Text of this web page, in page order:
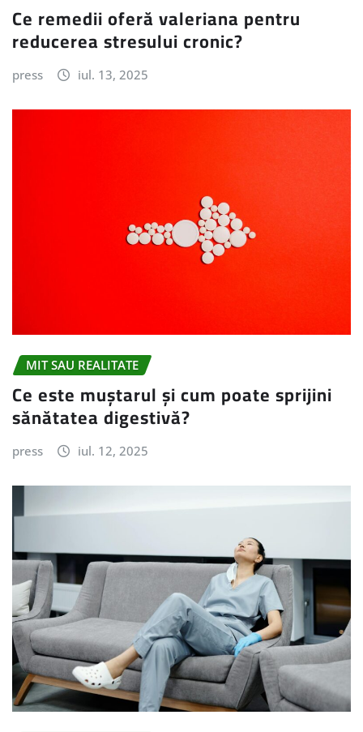
Ce remedii oferă valeriana pentru
reducerea stresului cronic?
press iul. 13, 2025
MIT SAU REALITATE
Ce este muștarul și cum poate sprijini
sănătatea digestivă?
press iul. 12, 2025